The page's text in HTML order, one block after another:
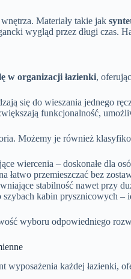
Materiały takie jak
wygląd przez długi czas.
w organizacji łazienki,
się do wieszania jednego
funkcjonalność,
Możemy je również
wiercenia – doskonałe dla
łatwo przemieszczać bez
stabilność nawet przy
kabin prysznicowych –
wyboru odpowiedniego
wyposażenia każdej łazienki,